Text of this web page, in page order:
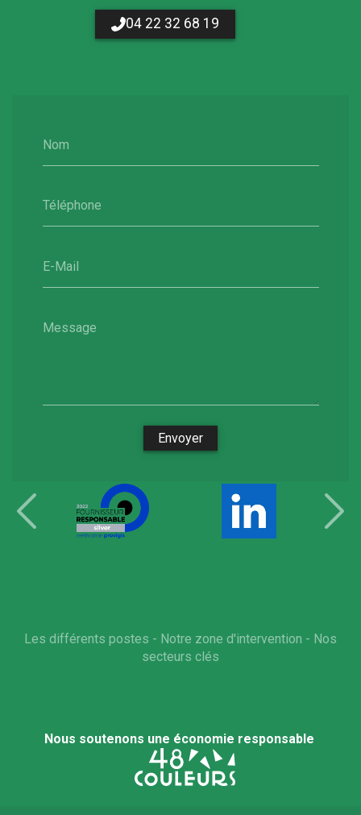
Nom
Téléphone
E-Mail
Message
Envoyer
04 22 32 68 19
Les différents postes - Notre zone d'intervention - Nos
secteurs clés
Nous soutenons une économie responsable